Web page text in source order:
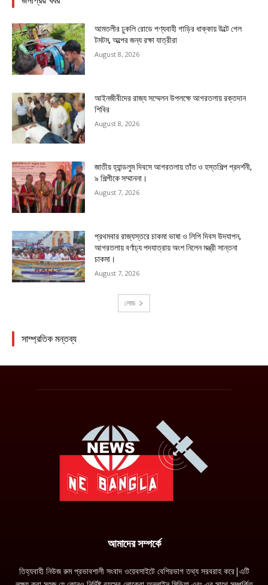
আমাদের সম্পর্কে
তিহ্যবাহী নিউজ রুম প্রভাবশালী সংবাদ ওয়েবসাইটে বেশিরভাগ তথ্য সরবরাহ করে|এটি